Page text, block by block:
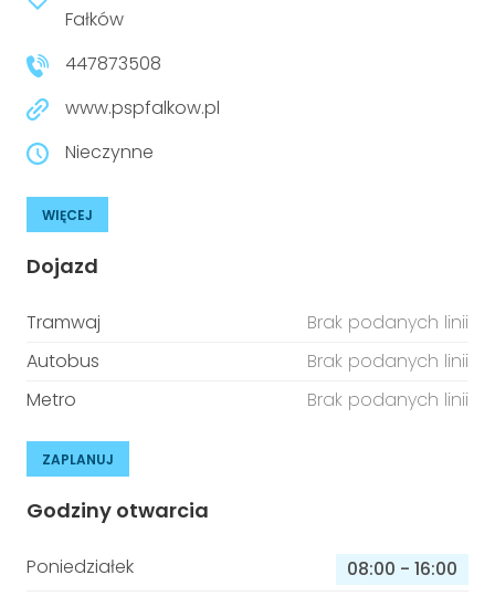
niepełnosprawnościami
Prawo
Prawa osób z niepełnosprawnościami
Urządzenia IoT
Fałków
447873508
www.pspfalkow.pl
Nieczynne
WIĘCEJ
Dojazd
Tramwaj
Brak podanych linii
Autobus
Brak podanych linii
Metro
Brak podanych linii
ZAPLANUJ
Godziny otwarcia
Poniedziałek 08:00 - 16:00